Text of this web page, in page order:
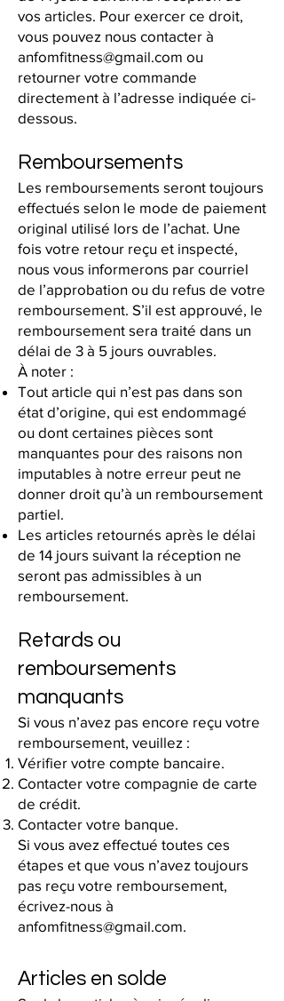
vos articles. Pour exercer ce droit,
vous pouvez nous contacter à
anfomfitness@gmail.com ou
retourner votre commande
directement à l’adresse indiquée ci-
dessous.
Remboursements
Les remboursements seront toujours
effectués selon le mode de paiement
original utilisé lors de l’achat. Une
fois votre retour reçu et inspecté,
nous vous informerons par courriel
de l’approbation ou du refus de votre
remboursement. S’il est approuvé, le
remboursement sera traité dans un
délai de 3 à 5 jours ouvrables.
À noter :
Tout article qui n’est pas dans son
état d’origine, qui est endommagé
ou dont certaines pièces sont
manquantes pour des raisons non
imputables à notre erreur peut ne
donner droit qu’à un remboursement
partiel.
Les articles retournés après le délai
de 14 jours suivant la réception ne
seront pas admissibles à un
remboursement.
Retards ou
remboursements
manquants
Si vous n’avez pas encore reçu votre
remboursement, veuillez :
Vérifier votre compte bancaire.
Contacter votre compagnie de carte
de crédit.
Contacter votre banque.
Si vous avez effectué toutes ces
étapes et que vous n’avez toujours
pas reçu votre remboursement,
écrivez-nous à
anfomfitness@gmail.com
Articles en solde